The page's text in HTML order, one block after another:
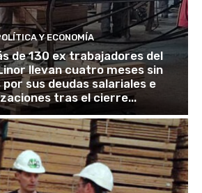
Y ECONOMÍA
de 130 ex trabajadores del
llevan cuatro meses sin
sus deudas salariales e
tras el cierre...